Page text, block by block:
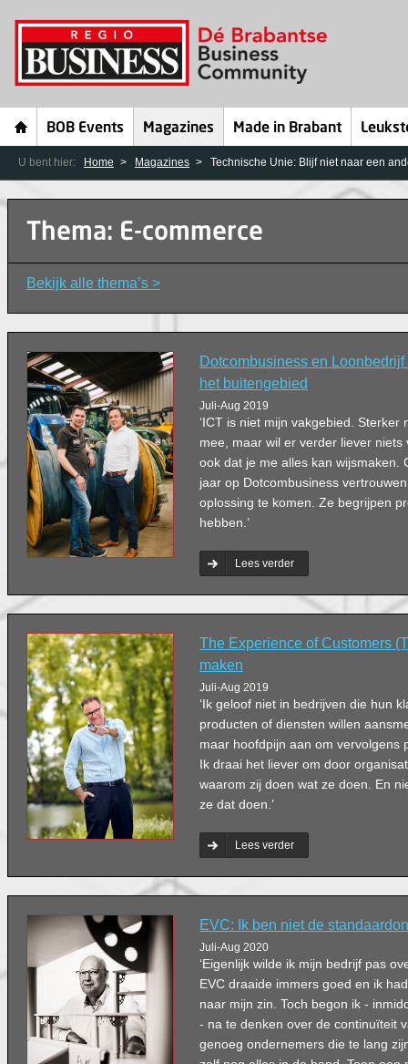
BOB Events Magazines Made in Brabant
U bent hier: Home Magazines Technische Unie: Blijf niet naar een
Thema: E-commerce
Bekijk alle thema’s >
Dotcombusiness en
het buitengebied
Juli-Aug 2019
‘ICT is niet mijn vakgebied. Sterker
mee, maar wil er verder liever
ook dat je me alles kan wijsmaken.
jaar op Dotcombusiness
oplossing te komen. Ze begrijpen
hebben.’
Lees verder
The Experience of Customers
maken
Juli-Aug 2019
‘Ik geloof niet in bedrijven die hun
producten of diensten willen
maar hoofdpijn aan om vervolgens
Ik draai het liever om door
waarom zij doen wat ze doen. En
ze dat doen.’
Lees verder
EVC: Ik ben niet de
Juli-Aug 2020
‘Eigenlijk wilde ik mijn bedrijf pas
EVC draaide immers goed en ik
naar mijn zin. Toch begon ik -
- na te denken over de continuïteit
genoeg ondernemers die te lang